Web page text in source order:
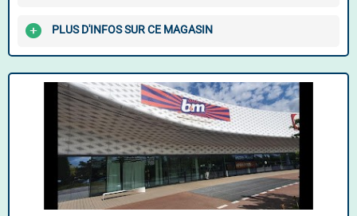
PLUS D'INFOS SUR CE MAGASIN